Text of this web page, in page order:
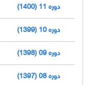
دوره 11 (1400)
دوره 10 (1399)
دوره 09 (1398)
دوره 08 (1397)